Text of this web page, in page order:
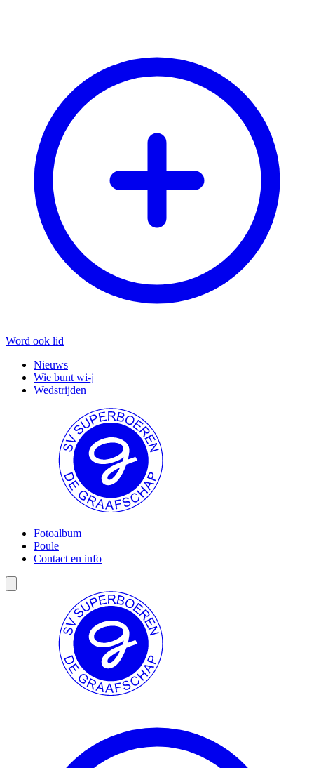
Word ook lid
Nieuws
Wie bunt wi-j
Wedstrijden
Fotoalbum
Poule
Contact en info